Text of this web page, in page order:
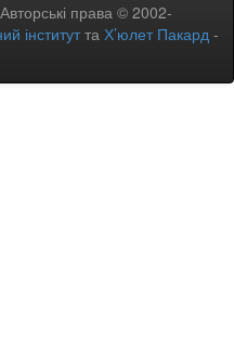
Авторські права © 2002-
інститутта Х’юлет Пакард -